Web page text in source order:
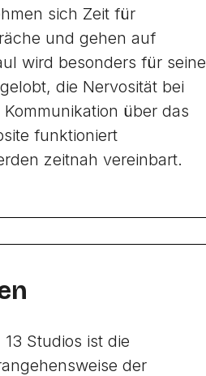
sich Zeit für
und gehen auf
wird besonders für seine
die Nervosität bei
über das
funktioniert
zeitnah vereinbart.
Studios ist die
der